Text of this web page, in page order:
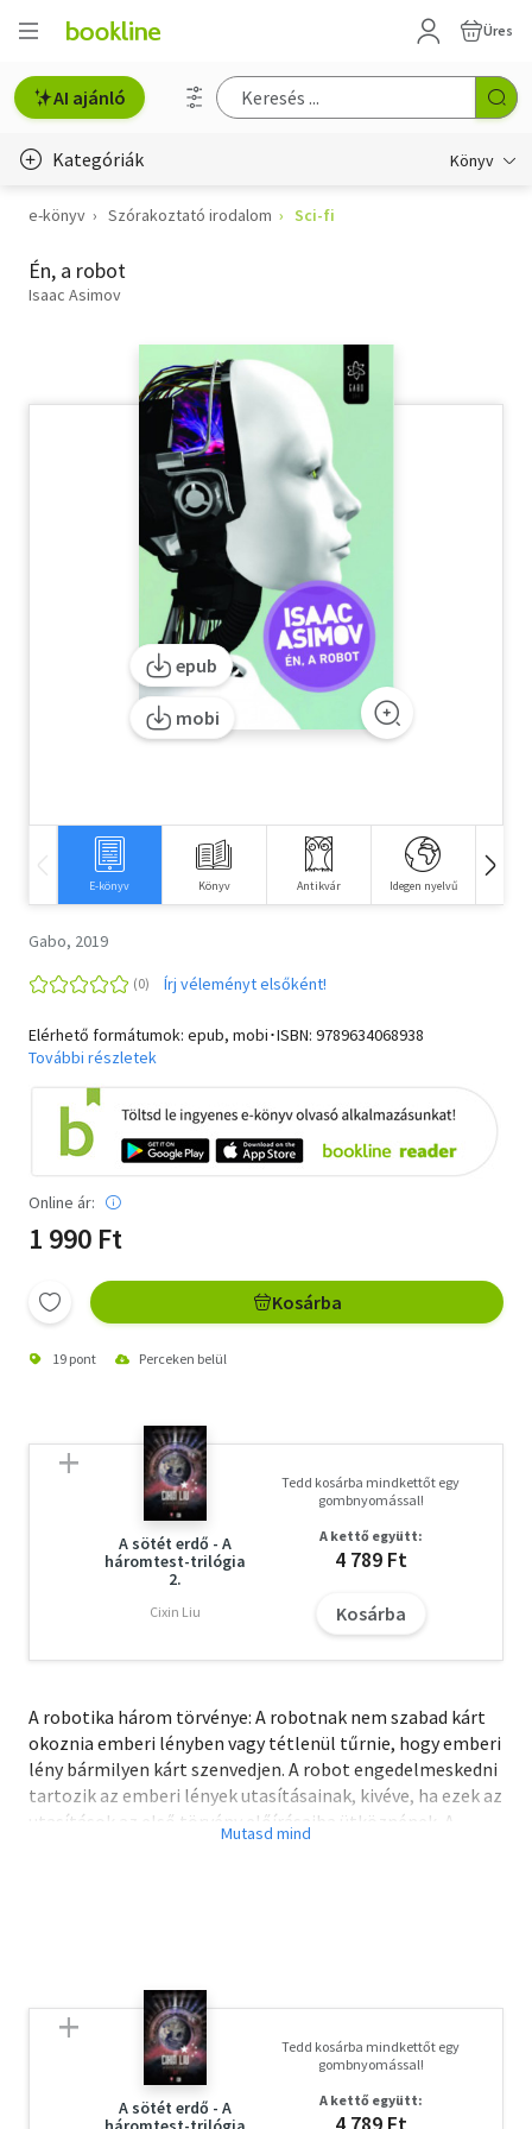
Üres
AI ajánló
Kategóriák Könyv
Életmód, egészség
Erotika
Hobbi, szabadidő
Szótár, nyelvkönyv
Tankönyv, segédkönyv
Társadalomtudomány
Természettudomány
Vallás
e-könyv Szórakoztató irodalom Sci-fi
Én, a robot
Isaac Asimov
epub
mobi
E-könyv Könyv Antikvár Idegen nyelvű
Gabo, 2019
Írj véleményt elsőként!
Elérhető formátumok: epub, mobi･ISBN: 9789634068938
További részletek
Online ár:
1 990 Ft
Kosárba
19 pont Perceken belül
A sötét erdő - A
háromtest-trilógia
2.
Cixin Liu
Tedd kosárba mindkettőt egy
gombnyomással!
A kettő együtt:
4 789 Ft
Kosárba
A robotika három törvénye: A robotnak nem szabad kárt
okoznia emberi lényben vagy tétlenül tűrnie, hogy emberi
lény bármilyen kárt szenvedjen. A robot engedelmeskedni
tartozik az emberi lények utasításainak, kivéve, ha ezek az
utasítások az első törvény előírásaiba ütköznének. A
robot tartozik saját védelméről gondoskodni,
füzérében mutatja be a robotok útját a primitív
kezdetektől kezdve a nem is olyan távoli jövő
tökéletességéig – ahol már jóformán az emberiségre
sincsen szükség. A novellákban találkozhatunk őrült,
humoros és gondolatolvasó robotokkal, robot
A sötét erdő - A
Tedd kosárba mindkettőt egy
gombnyomással!
A kettő együtt:
4 789 Ft